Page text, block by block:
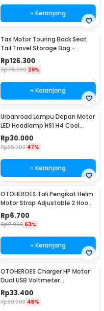
+ Keranjang
Tas Motor Touring Back Seat
Tail Travel Storage Bag -
666789
Rp126.300
Rp176.900 29%
+ Keranjang
Urbanroad Lampu Depan Motor
LED Headlamp HS1 H4 Cool
White 6W 12V
Rp30.000
Rp55.900 47%
+ Keranjang
OTOHEROES Tali Pengikat Helm
Motor Strap Adjustable 2 Hook
60cm - WP01
Rp6.700
Rp17.900 63%
+ Keranjang
OTOHEROES Charger HP Motor
Dual USB Voltmeter
Waterproof 4.2A - Y451
Rp33.400
Rp60.900 46%